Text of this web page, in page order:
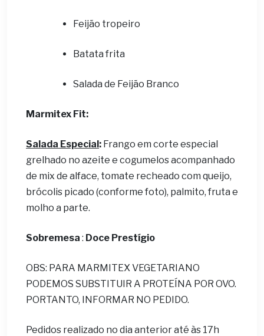
Feijão tropeiro
Batata frita
Salada de Feijão Branco
Marmitex Fit:
Salada Especial: Frango em corte especial
grelhado no azeite e cogumelos acompanhado
de mix de alface, tomate recheado com queijo,
brócolis picado (conforme foto), palmito, fruta e
molho a parte.
Sobremesa : Doce Prestígio
OBS: PARA MARMITEX VEGETARIANO
PODEMOS SUBSTITUIR A PROTEÍNA POR OVO.
PORTANTO, INFORMAR NO PEDIDO.
Pedidos realizado no dia anterior até às 17h